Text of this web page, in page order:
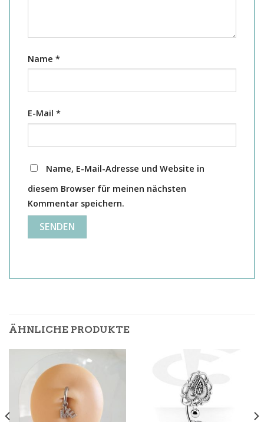
Name *
E-Mail *
Name, E-Mail-Adresse und Website in
diesem Browser für meinen nächsten
Kommentar speichern.
ÄHNLICHE PRODUKTE